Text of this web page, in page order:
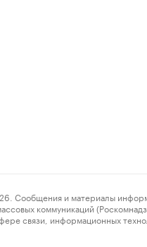
и материалы
коммуникаций
связи, информационных